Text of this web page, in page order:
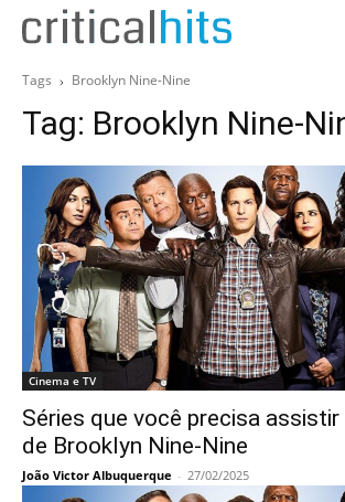
Tags Brooklyn Nine-Nine
Tag: Brooklyn Nine-
Cinema e TV
Séries que você precisa
de Brooklyn Nine-Nine
João Victor Albuquerque - 27/02/2025